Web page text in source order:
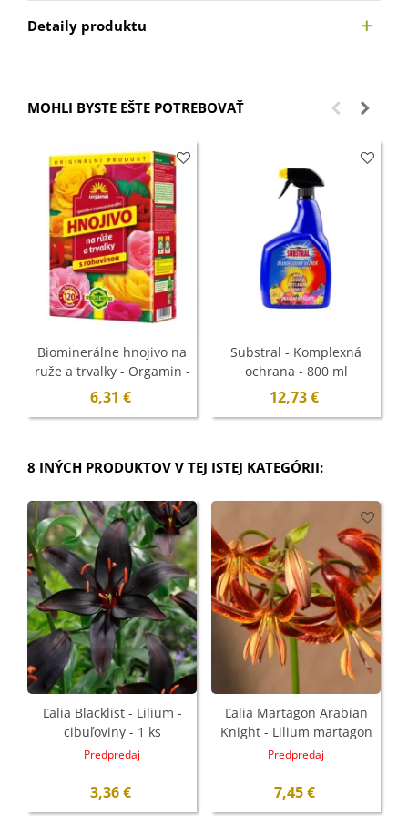
Detaily produktu
MOHLI BYSTE EŠTE POTREBOVAŤ
Biominerálne hnojivo na
ruže a trvalky - Orgamin -
1 kg
6,31 €
Substral - Komplexná
ochrana - 800 ml
12,73 €
8 INÝCH PRODUKTOV V TEJ ISTEJ KATEGÓRII:
Ľalia Blacklist - Lilium -
cibuľoviny - 1 ks
Predpredaj
3,36 €
Ľalia Martagon Arabian
Knight - Lilium martagon
- cibuľoviny - 1 ks
Predpredaj
7,45 €